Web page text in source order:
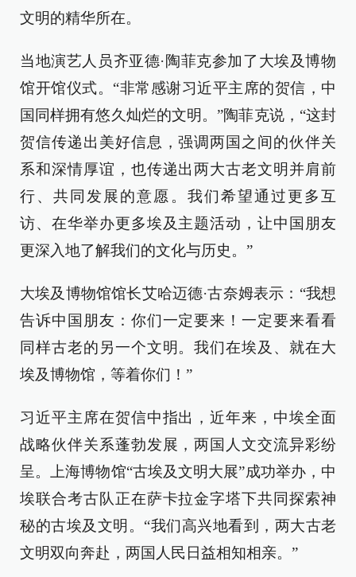
文明的精华所在。
当地演艺人员齐亚德·陶菲克参加了大埃及博物
馆开馆仪式。“非常感谢习近平主席的贺信，中
国同样拥有悠久灿烂的文明。”陶菲克说，“这封
贺信传递出美好信息，强调两国之间的伙伴关
系和深情厚谊，也传递出两大古老文明并肩前
行、共同发展的意愿。我们希望通过更多互
访、在华举办更多埃及主题活动，让中国朋友
更深入地了解我们的文化与历史。”
大埃及博物馆馆长艾哈迈德·古奈姆表示：“我想
告诉中国朋友：你们一定要来！一定要来看看
同样古老的另一个文明。我们在埃及、就在大
埃及博物馆，等着你们！”
习近平主席在贺信中指出，近年来，中埃全面
战略伙伴关系蓬勃发展，两国人文交流异彩纷
呈。上海博物馆“古埃及文明大展”成功举办，中
埃联合考古队正在萨卡拉金字塔下共同探索神
秘的古埃及文明。“我们高兴地看到，两大古老
文明双向奔赴，两国人民日益相知相亲。”